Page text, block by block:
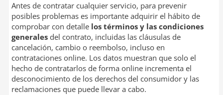
Antes de contratar cualquier servicio, para prevenir
posibles problemas es importante adquirir el hábito de
comprobar con detalle los términos y las condiciones
generalesdel contrato, incluidas las cláusulas de
cancelación, cambio o reembolso, incluso en
contrataciones online. Los datos muestran que solo el
hecho de contratarlos de forma online incrementa el
desconocimiento de los derechos del consumidor y las
reclamaciones que puede llevar a cabo.